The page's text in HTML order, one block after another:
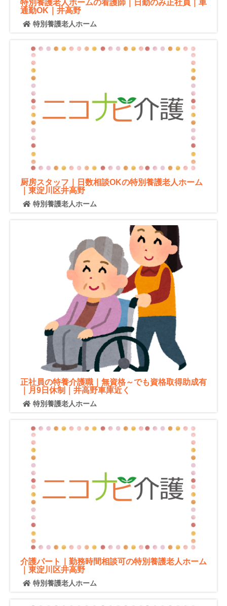
特別養護老人ホームの看護師｜日勤のみ正社員｜車
通勤OK｜井高野
特別養護老人ホーム
厨房スタッフ｜日数相談OKの特別養護老人ホーム
｜東淀川区井高野
特別養護老人ホーム
正社員の特養介護職｜無資格～でも資格取得助成有
｜月9日休制｜井高野車庫近く
特別養護老人ホーム
介護パート｜勤務時間相談可の特別養護老人ホーム
｜東淀川区井高野
特別養護老人ホーム